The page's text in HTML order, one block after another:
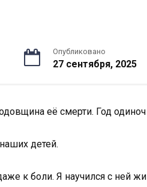
Опубликовано
27 сентября, 2025
её смерти. Год одиноч
наших детей.
к боли. Я научился с ней жи